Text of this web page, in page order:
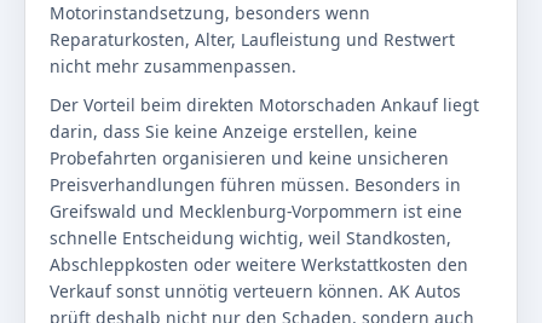
Motorinstandsetzung, besonders wenn
Reparaturkosten, Alter, Laufleistung und Restwert
nicht mehr zusammenpassen.
Der Vorteil beim direkten Motorschaden Ankauf liegt
darin, dass Sie keine Anzeige erstellen, keine
Probefahrten organisieren und keine unsicheren
Preisverhandlungen führen müssen. Besonders in
Greifswald und Mecklenburg-Vorpommern ist eine
schnelle Entscheidung wichtig, weil Standkosten,
Abschleppkosten oder weitere Werkstattkosten den
Verkauf sonst unnötig verteuern können. AK Autos
prüft deshalb nicht nur den Schaden, sondern auch